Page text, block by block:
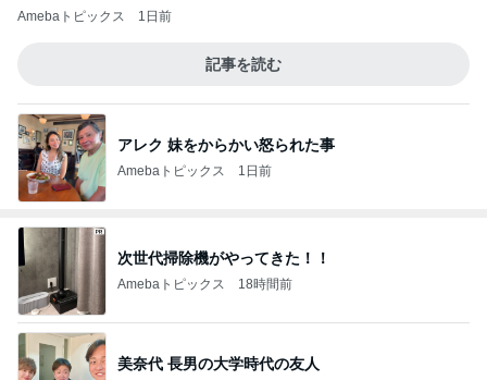
Amebaトピックス 1日前
記事を読む
アレク 妹をからかい怒られた事
Amebaトピックス 1日前
次世代掃除機がやってきた！！
Amebaトピックス 18時間前
美奈代 長男の大学時代の友人